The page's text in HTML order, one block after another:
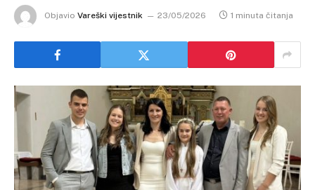
Objavio Vareški vijestnik 23/05/2026 1 minuta čitanja